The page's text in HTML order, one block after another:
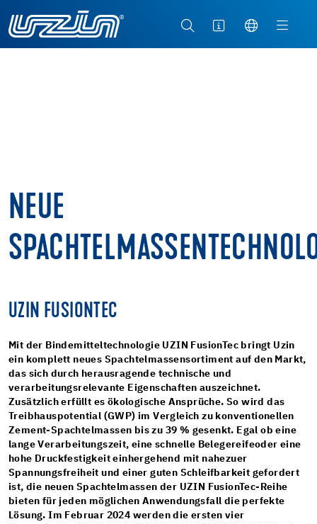
NEUE
UZIN FUSIONTEC
Mit der Bindemitteltechnologie UZIN FusionTec bringt Uzin
ein komplett neues Spachtelmassensortiment auf den Markt,
das sich durch herausragende technische und
verarbeitungsrelevante Eigenschaften auszeichnet.
Zusätzlich erfüllt es ökologische Ansprüche. So wird das
Treibhauspotential (GWP) im Vergleich zu konventionellen
Zement-Spachtelmassen bis zu 39 % gesenkt. Egal ob eine
lange Verarbeitungszeit, eine schnelle Belegereifeoder eine
hohe Druckfestigkeit einhergehend mit nahezuer
Spannungsfreiheit und einer guten Schleifbarkeit gefordert
ist, die neuen Spachtelmassen der UZIN FusionTec-Reihe
bieten für jeden möglichen Anwendungsfall die perfekte
Lösung. Im Februar 2024 werden die ersten vier